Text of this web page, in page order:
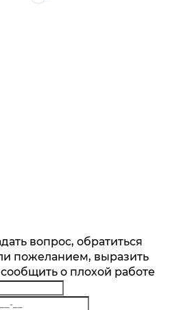
обновления
и специальных
вопрос, обратиться
пожеланием, выразить
о плохой работе